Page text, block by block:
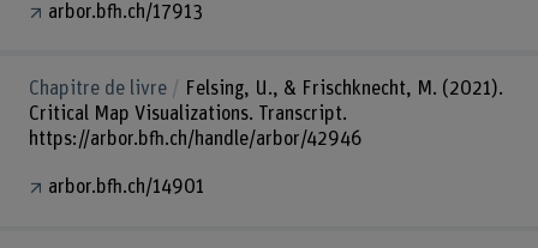
arbor.bfh.ch/17913
Chapitre de livre
Felsing, U., & Frischknecht, M. (2021).
Critical Map Visualizations. Transcript.
https://arbor.bfh.ch/handle/arbor/42946
arbor.bfh.ch/14901